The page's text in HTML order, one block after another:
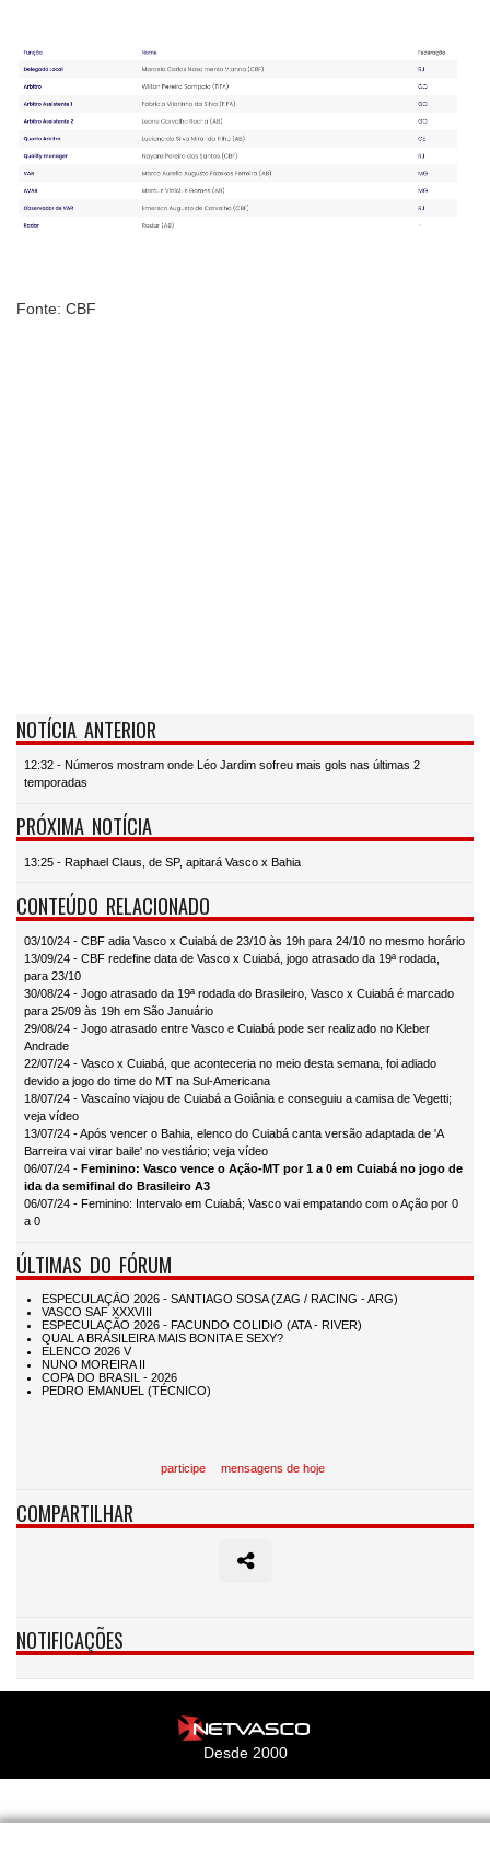
Fonte: CBF
NOTÍCIA ANTERIOR
12:32 - Números mostram onde Léo Jardim sofreu mais gols nas últimas 2
temporadas
PRÓXIMA NOTÍCIA
13:25 - Raphael Claus, de SP, apitará Vasco x Bahia
CONTEÚDO RELACIONADO
03/10/24 - CBF adia Vasco x Cuiabá de 23/10 às 19h para 24/10 no mesmo horário
13/09/24 - CBF redefine data de Vasco x Cuiabá, jogo atrasado da 19ª rodada,
para 23/10
30/08/24 - Jogo atrasado da 19ª rodada do Brasileiro, Vasco x Cuiabá é marcado
para 25/09 às 19h em São Januário
29/08/24 - Jogo atrasado entre Vasco e Cuiabá pode ser realizado no Kleber
Andrade
22/07/24 - Vasco x Cuiabá, que aconteceria no meio desta semana, foi adiado
devido a jogo do time do MT na Sul-Americana
18/07/24 - Vascaíno viajou de Cuiabá a Goiânia e conseguiu a camisa de Vegetti;
veja vídeo
13/07/24 - Após vencer o Bahia, elenco do Cuiabá canta versão adaptada de 'A
Barreira vai virar baile' no vestiário; veja vídeo
06/07/24 - Feminino: Vasco vence o Ação-MT por 1 a 0 em Cuiabá no jogo de
ida da semifinal do Brasileiro A3
06/07/24 - Feminino: Intervalo em Cuiabá; Vasco vai empatando com o Ação por 0
a 0
ÚLTIMAS DO FÓRUM
participe mensagens de hoje
COMPARTILHAR
NOTIFICAÇÕES
Desde 2000